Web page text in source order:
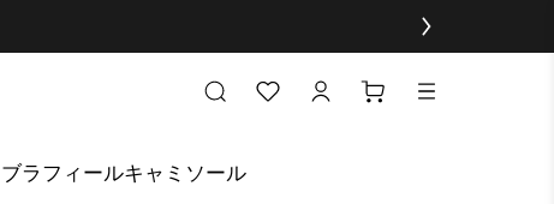
ブラフィールキャミソール